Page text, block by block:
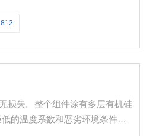
812
损失。整个组件涂有多层有机硅
的温度系数和恶劣环境条件下